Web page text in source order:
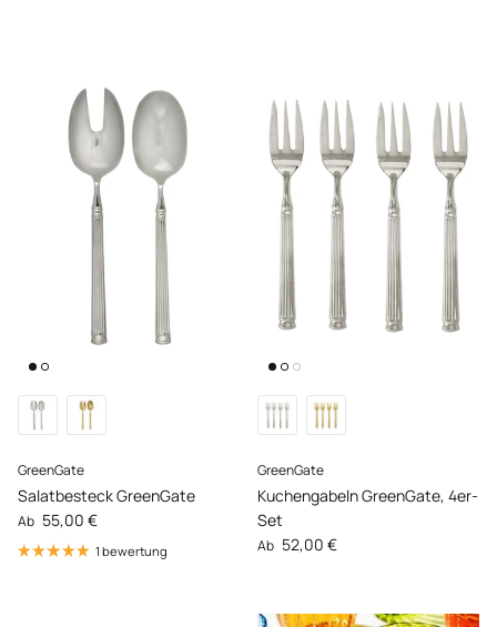
GreenGate
Salatbesteck GreenGate
Normaler Preis
Ab 55,00 €
1 bewertung
GreenGate
Kuchengabeln GreenGate, 4er-
Set
Normaler Preis
Ab 52,00 €